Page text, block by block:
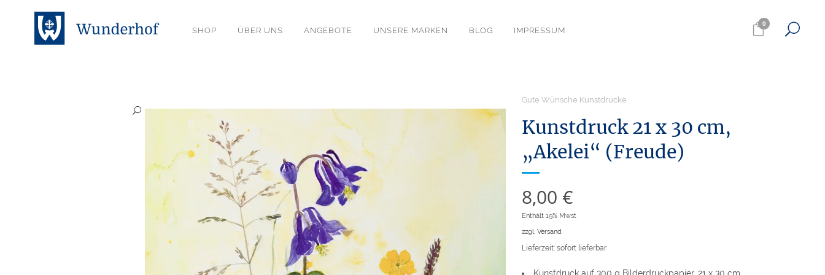
0
SHOP ÜBER UNS ANGEBOTE UNSERE MARKEN BLOG IMPRESSUM
Gute Wünsche Kunstdrucke
Kunstdruck 21 x 30 cm,
„Akelei“ (Freude)
8,00 €
Enthält 19% Mwst
zzgl. Versand
Lieferzeit: sofort lieferbar